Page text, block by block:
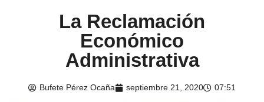
La Reclamación
Económico
Administrativa
Bufete Pérez Ocaña septiembre 21, 2020 07:51